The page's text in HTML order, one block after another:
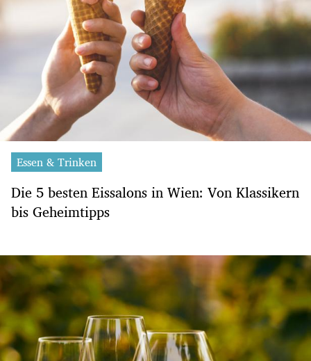
Essen & Trinken
Die 5 besten Eissalons in Wien: Von Klassikern
bis Geheimtipps